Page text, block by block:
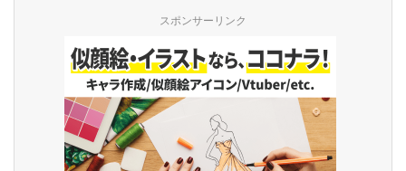
スポンサーリンク